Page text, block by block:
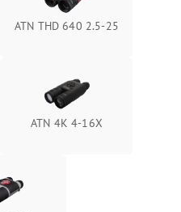
ATN THD 640 2.5-25
ATN 4K 4-16X